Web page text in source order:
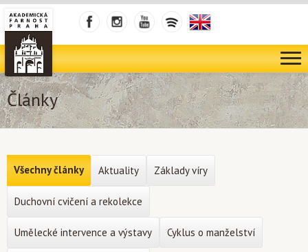
Články
Všechny články Aktuality Základy víry
Duchovní cvičení a rekolekce
Umělecké intervence a výstavy Cyklus o manželství